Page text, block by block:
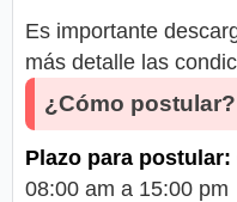
Es importante
más detalle las
¿Cómo postular?
Plazo para postular:
08:00 am a 15:00 pm